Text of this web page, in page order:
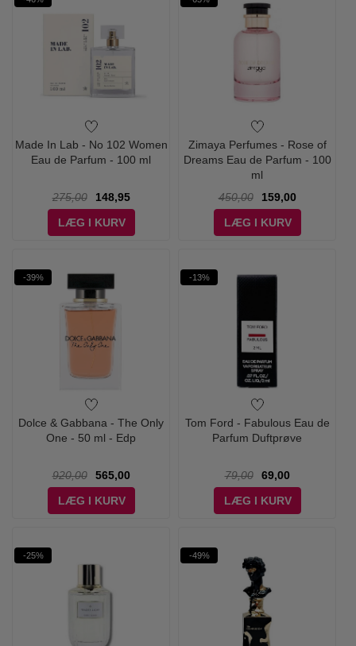
Made In Lab - No 102 Women
Eau de Parfum - 100 ml
275,00
148,95
LÆG I KURV
Zimaya Perfumes - Rose of
Dreams Eau de Parfum - 100
ml
450,00
159,00
LÆG I KURV
-39%
Dolce & Gabbana - The Only
One - 50 ml - Edp
920,00
565,00
LÆG I KURV
-13%
Tom Ford - Fabulous Eau de
Parfum Duftprøve
79,00
69,00
LÆG I KURV
-25% -49%